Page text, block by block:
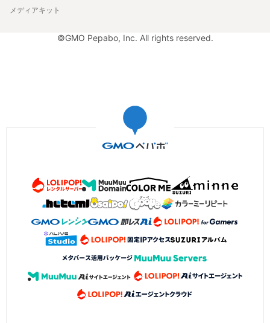
メディアキット
©GMO Pepabo, Inc. All rights reserved.